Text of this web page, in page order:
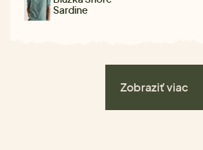
Sardine
Zobraziť viac